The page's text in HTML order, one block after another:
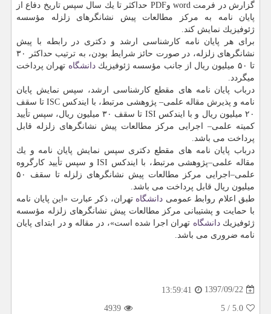
گزارش در فرمت word وPDF حداكثر تا یك سال سپس تاریخ دفاع از
پایان نامه به مركز مطالعات پیش نشانگرهای زلزله مؤسسه
ژئوفیزیك نمایش كند.
برای هر پایان نامه كارشناسی ارشد و دكتری در رابطه با پیش
نشانگرهای زلزله، در صورت حائز شرایط بودن، به ترتیب حداكثر ۳۰
تا ۵۰ میلیون ریال از جانب مؤسسه ژئوفیزیك
دانشگاه تهران پرداخت
میگردد.
درباب پایان نامه های مقطع كارشناسی ارشد، سپس نمایش پایان
نامه و پذیرش مقاله علمی– پژوهشی مرتبط، با ایندكس ISC تا سقف
۲۰ میلیون ریال و با ایندكس ISI تا سقف ۳۰ میلیون ریال، سپس تأیید
كمیته علمی– اجرایی مركز مطالعات پیش نشانگرهای زلزله قابل
پرداخت می باشد.
درباب پایان نامه های مقطع دكتری سپس نمایش پایان نامه و یك
مقاله علمی–پژوهشی مرتبط، با ایندكس ISI و سپس تأیید كارگروه
علمی–اجرایی مركز مطالعات پیش نشانگرهای زلزله تا سقف ۵۰
میلیون ریال قابل پرداخت می باشد.
طبق اعلام روابط عمومی دانشگاه تهران، ذكر عبارت «این پایان نامه
با حمایت و پشتیبانی مركز مطالعات پیش نشانگرهای زلزله مؤسسه
ژئوفیزیكدانشگاه تهران اجرا شده است»، در مقاله و در ابتدای پایان
نامه ضروری می باشد.
1397/09/22
13:59:41
5.0
/
5
4939